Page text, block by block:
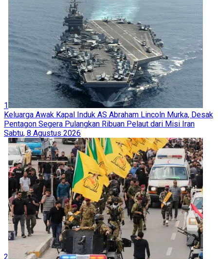
1
Keluarga Awak Kapal Induk AS Abraham Lincoln Murka, Desak
Pentagon Segera Pulangkan Ribuan Pelaut dari Misi Iran
Sabtu, 8 Agustus 2026
2